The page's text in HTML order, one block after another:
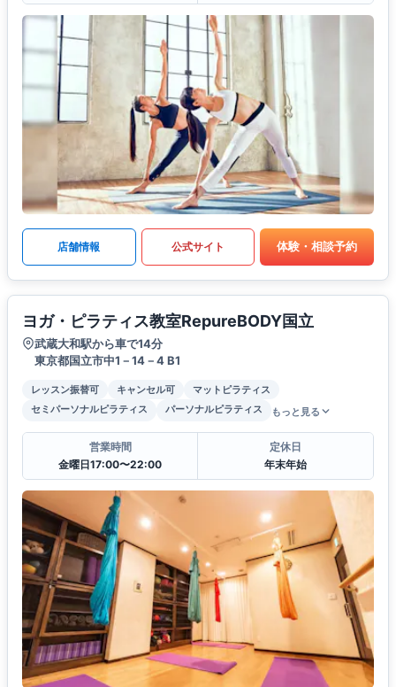
店舗情報 公式サイト 体験・相談予約
ヨガ・ピラティス教室RepureBODY国立
武蔵大和駅から車で14分
東京都国立市中1－14－4 B1
レッスン振替可 キャンセル可
マットピラティス
セミパーソナルピラティス
パーソナルピラティス もっと見る
営業時間
金曜日17:00〜22:00
定休日
年末年始